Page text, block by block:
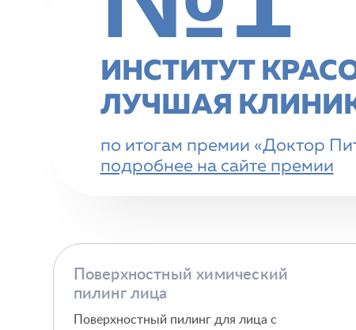
ИНСТИТУТ
ЛУЧШАЯ
по итогам премии «Доктор
подробнее на сайте премии
Поверхностный химический
пилинг лица
Поверхностный пилинг для лица с